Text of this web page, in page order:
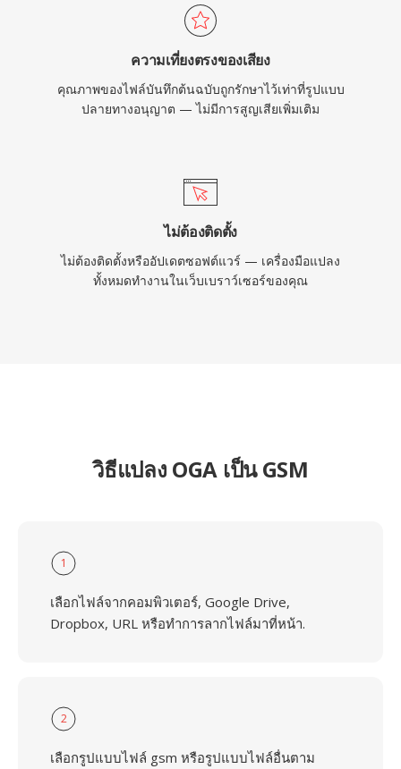
ความเที่ยงตรงของเสียง
คุณภาพของไฟล์บันทึกต้นฉบับถูกรักษาไว้เท่าที่รูปแบบ
ปลายทางอนุญาต — ไม่มีการสูญเสียเพิ่มเติม
ไม่ต้องติดตั้ง
ไม่ต้องติดตั้งหรืออัปเดตซอฟต์แวร์ — เครื่องมือแปลง
ทั้งหมดทำงานในเว็บเบราว์เซอร์ของคุณ
วิธีแปลง OGA เป็น GSM
1
เลือกไฟล์จากคอมพิวเตอร์, Google Drive,
Dropbox, URL หรือทำการลากไฟล์มาที่หน้า.
2
เลือกรูปแบบไฟล์ gsm หรือรูปแบบไฟล์อื่นตาม